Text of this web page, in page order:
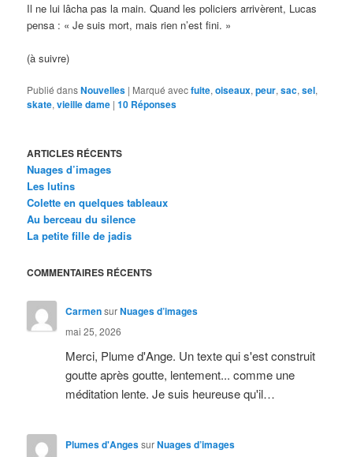
Il ne lui lâcha pas la main. Quand les policiers arrivèrent, Lucas
pensa : « Je suis mort, mais rien n’est fini. »
(à suivre)
Publié dansNouvelles | Marqué avecfuite,oiseaux,peur,sac,sel,
skate,vieille dame |10 Réponses
ARTICLES RÉCENTS
Nuages d’images
Les lutins
Colette en quelques tableaux
Au berceau du silence
La petite fille de jadis
COMMENTAIRES RÉCENTS
CarmensurNuages d’images
mai 25, 2026
Merci, Plume d'Ange. Un texte qui s'est construit
goutte après goutte, lentement... comme une
méditation lente. Je suis heureuse qu'il…
Plumes d'AngessurNuages d’images